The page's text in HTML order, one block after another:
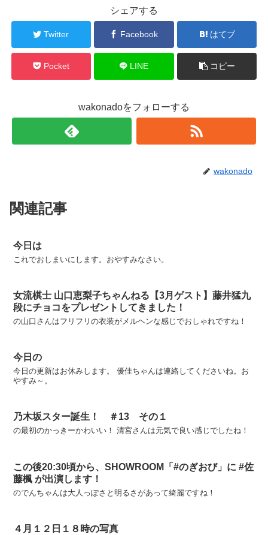
シェアする
Twitter Facebook はてブ
Pocket LINE コピー
wakonadoをフォローする
wakonado
関連記事
今日は
これでおしまいにします。おやすみなさい。
女流棋士 山口恵梨子ちゃんねる【3月ゲスト】藤井猛九
段にチョコをプレゼントしてきました！
の山口さんはフリフリの衣装がメルヘンな感じでおしゃれですね！
今日の
今日の更新はお休みします。 優佳ちゃんは連絡してくださいね。お
やすみ～。
乃木坂スター誕生！ ＃13 その１
の最初のかっきーかわいい！ 清宮さんは元気で良い感じでしたね！
この後20:30頃から、SHOWROOM「#のぎおび」に #佐
藤楓 が出演します！
のでんちゃんは大人っぽさと明るさがあって綺麗ですね！
４月１２日１８時の写真